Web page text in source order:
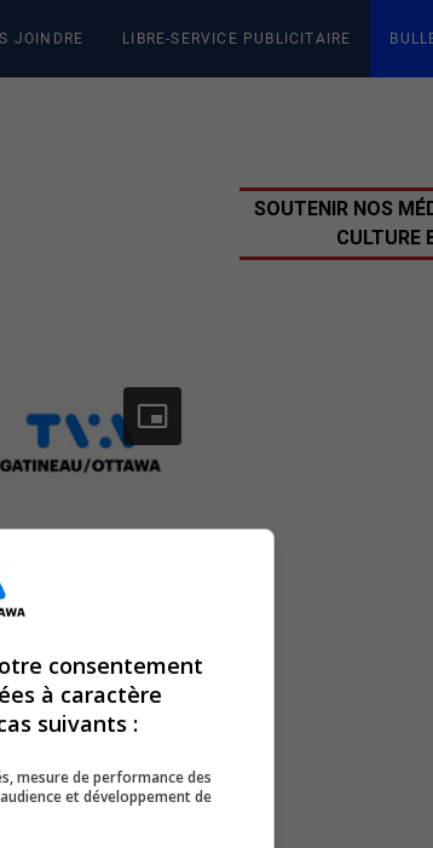
JOINDRE LIBRE-SERVICE PUBLICITAIRE
SOUTENIR NOS
CULTURE
consentement
à caractère
suivants :
mesure de performance des
et développement de